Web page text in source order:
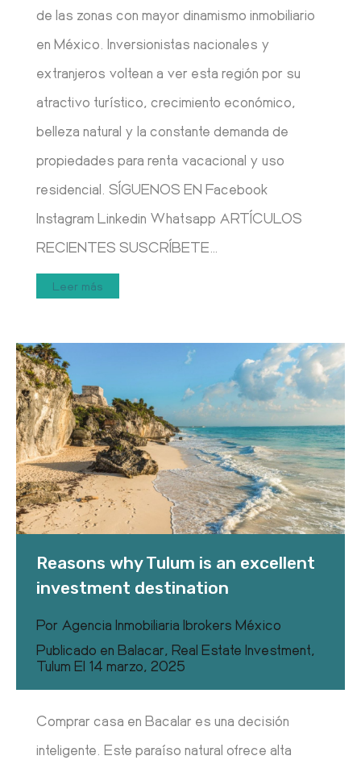
de las zonas con mayor dinamismo inmobiliario
en México. Inversionistas nacionales y
extranjeros voltean a ver esta región por su
atractivo turístico, crecimiento económico,
belleza natural y la constante demanda de
propiedades para renta vacacional y uso
residencial. SÍGUENOS EN Facebook
Instagram Linkedin Whatsapp ARTÍCULOS
RECIENTES SUSCRÍBETE…
Leer más
Reasons why Tulum is an excellent
investment destination
Por Agencia Inmobiliaria Ibrokers México
Publicado en Balacar, Real Estate Investment,
Tulum El 14 marzo, 2025
Comprar casa en Bacalar es una decisión
inteligente. Este paraíso natural ofrece alta